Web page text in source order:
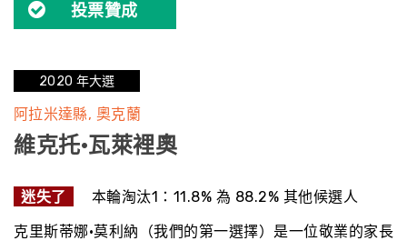
投票贊成
2020 年大選
阿拉米達縣 奧克蘭
維克托·瓦萊裡奧
迷失了 本輪淘汰1：11.8% 為 88.2% 其他候選人
克里斯蒂娜·莫利納（我們的第一選擇）是一位敬業的家長